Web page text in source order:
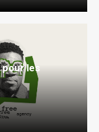
pour les